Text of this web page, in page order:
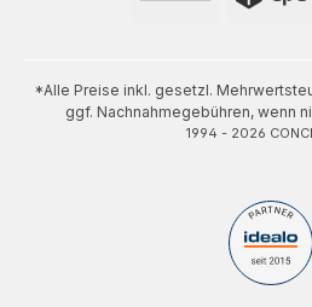
*Alle Preise inkl. gesetzl.
ggf. Nachnahmegebühren, wenn
1994 - 2026